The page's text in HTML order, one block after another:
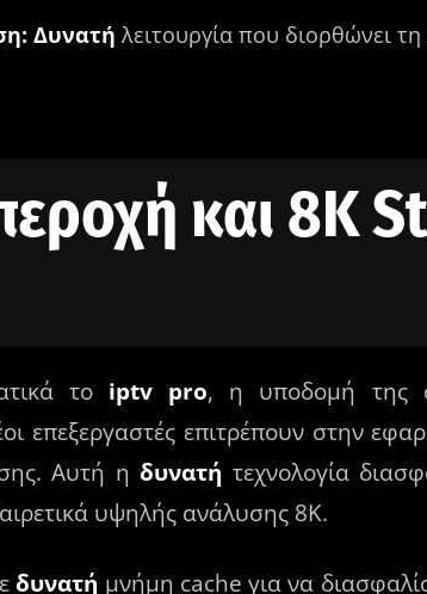
Δυνατή λειτουργία που διορθώνει
και 8K
το iptv pro, η υποδομή της
επεξεργαστές επιτρέπουν στην
Αυτή ηδυνατή τεχνολογία
υψηλής ανάλυσης 8K.
δυνατή μνήμη cache για να